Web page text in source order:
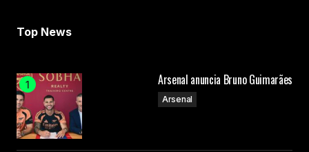
Top News
Arsenal anuncia Bruno Guimarães
Arsenal